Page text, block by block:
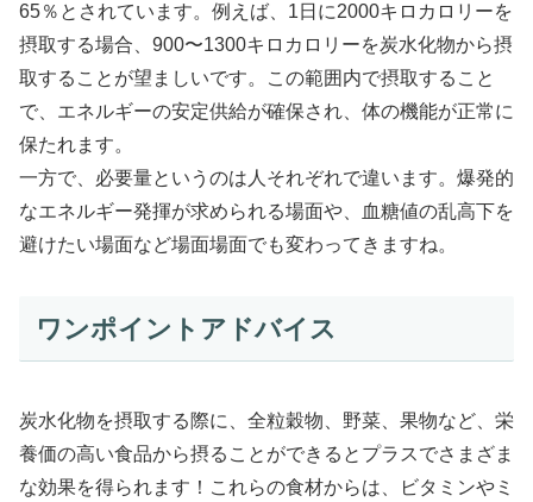
65％とされています。例えば、1日に2000キロカロリーを
摂取する場合、900〜1300キロカロリーを炭水化物から摂
取することが望ましいです。この範囲内で摂取すること
で、エネルギーの安定供給が確保され、体の機能が正常に
保たれます。
一方で、必要量というのは人それぞれで違います。爆発的
なエネルギー発揮が求められる場面や、血糖値の乱高下を
避けたい場面など場面場面でも変わってきますね。
ワンポイントアドバイス
炭水化物を摂取する際に、全粒穀物、野菜、果物など、栄
養価の高い食品から摂ることができるとプラスでさまざま
な効果を得られます！これらの食材からは、ビタミンやミ